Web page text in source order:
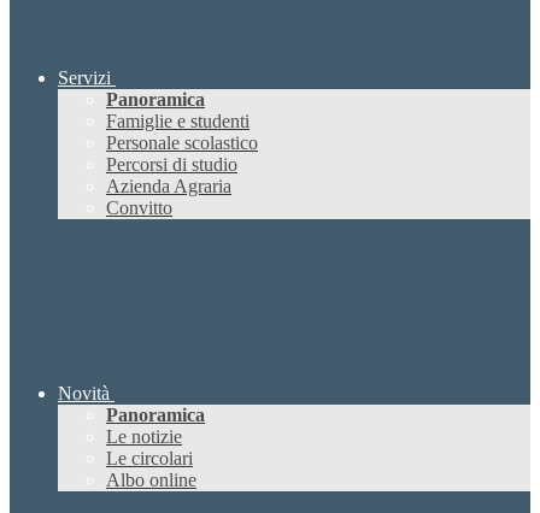
Servizi
Panoramica
Famiglie e studenti
Personale scolastico
Percorsi di studio
Azienda Agraria
Convitto
Novità
Panoramica
Le notizie
Le circolari
Albo online